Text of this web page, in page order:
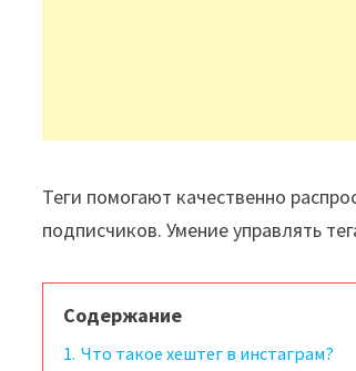
Теги помогают качественно
подписчиков. Умение управлять
Содержание
1. Что такое хештег в инстаграм?